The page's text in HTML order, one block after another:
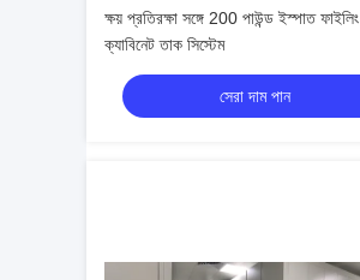
ক্ষয় প্রতিরক্ষা সঙ্গে 200 পাউন্ড ইস্পাত ফাইলিং
ক্যাবিনেট তাক সিস্টেম
সেরা দাম পান